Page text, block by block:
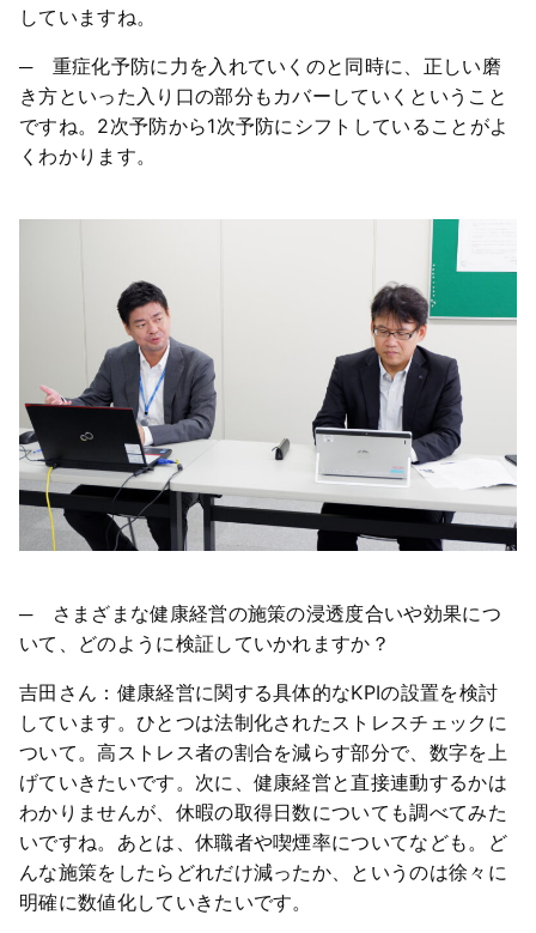
していますね。
─ 重症化予防に力を入れていくのと同時に、正しい磨
き方といった入り口の部分もカバーしていくということ
ですね。2次予防から1次予防にシフトしていることがよ
くわかります。
─ さまざまな健康経営の施策の浸透度合いや効果につ
いて、どのように検証していかれますか？
吉田さん：健康経営に関する具体的なKPIの設置を検討
しています。ひとつは法制化されたストレスチェックに
ついて。高ストレス者の割合を減らす部分で、数字を上
げていきたいです。次に、健康経営と直接連動するかは
わかりませんが、休暇の取得日数についても調べてみた
いですね。あとは、休職者や喫煙率についてなども。ど
んな施策をしたらどれだけ減ったか、というのは徐々に
明確に数値化していきたいです。